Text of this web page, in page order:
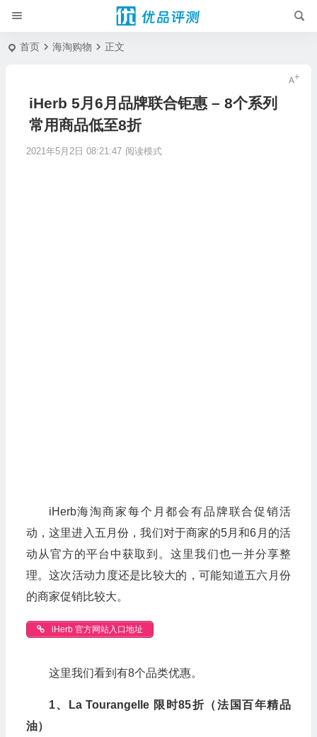
首页 海淘购物 正文
iHerb 5月6月品牌联合钜惠 – 8个系列
常用商品低至8折
2021年5月2日 08:21:47 阅读模式
iHerb海淘商家每个月都会有品牌联合促销活
动，这里进入五月份，我们对于商家的5月和6月的活
动从官方的平台中获取到。这里我们也一并分享整
理。这次活动力度还是比较大的，可能知道五六月份
的商家促销比较大。
iHerb 官方网站入口地址
这里我们看到有8个品类优惠。
1、La Tourangelle 限时85折（法国百年精品
油）